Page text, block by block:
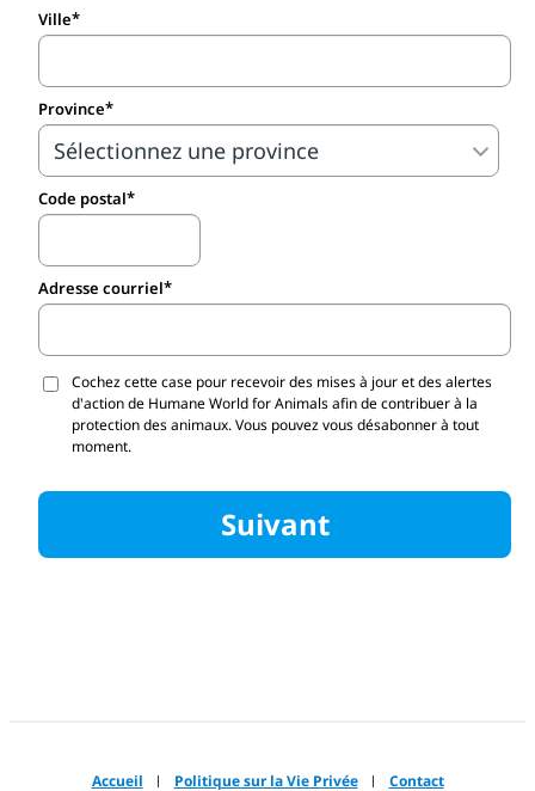
Ville
Province
Code postal
Adresse courriel
Cochez cette case pour recevoir des mises à jour et des alertes
d'action de Humane World for Animals afin de contribuer à la
protection des animaux. Vous pouvez vous désabonner à tout
moment.
Suivant
Accueil Politique sur la Vie Privée Contact